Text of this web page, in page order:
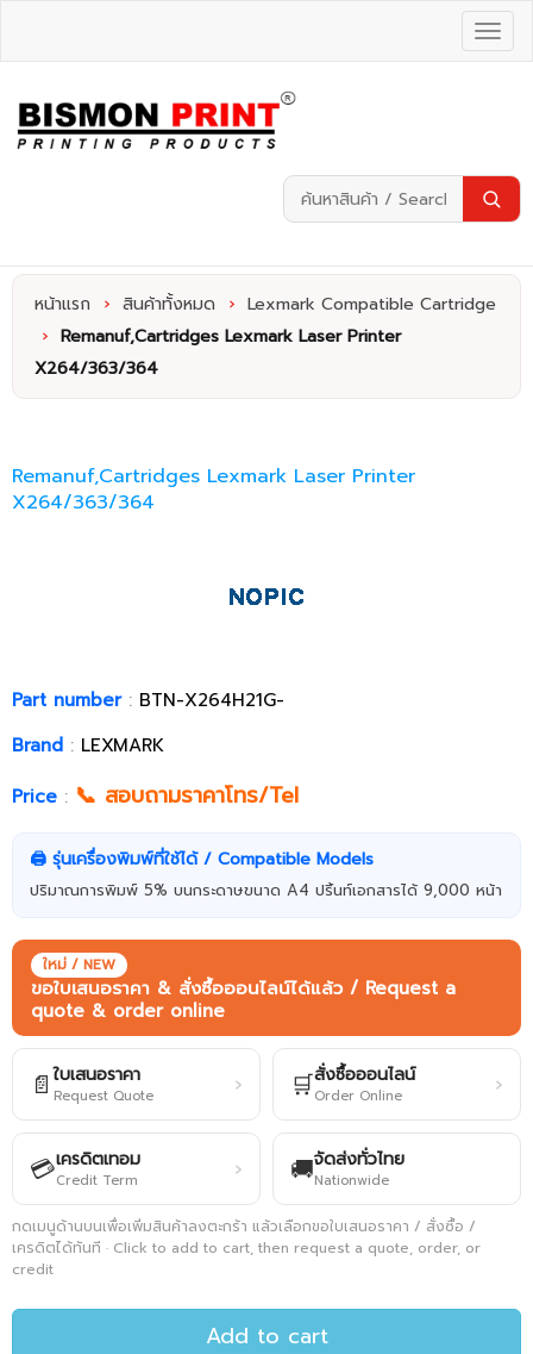
หน้าแรก › สินค้าทั้งหมด › Lexmark Compatible Cartridge
› Remanuf,Cartridges Lexmark Laser Printer
X264/363/364
Remanuf,Cartridges Lexmark Laser Printer
X264/363/364
Part number: BTN-X264H21G-
Brand : LEXMARK
Price : 📞 สอบถามราคาโทร/Tel
🖨️ รุ่นเครื่องพิมพ์ที่ใช้ได้ / Compatible Models
ปริมาณการพิมพ์ 5% บนกระดาษขนาด A4 ปริ้นท์เอกสารได้ 9,000 หน้า
ใหม่ / NEW
ขอใบเสนอราคา & สั่งซื้อออนไลน์ได้แล้ว / Request a
quote & order online
📄 ใบเสนอราคา
Request Quote › 🛒สั่งซื้อออนไลน์
Order Online ›
💳เครดิตเทอม
Credit Term › 🚚จัดส่งทั่วไทย
Nationwide
กดเมนูด้านบนเพื่อเพิ่มสินค้าลงตะกร้า แล้วเลือกขอใบเสนอราคา / สั่งซื้อ /
เครดิตได้ทันที · Click to add to cart, then request a quote, order, or
credit
Add to cart